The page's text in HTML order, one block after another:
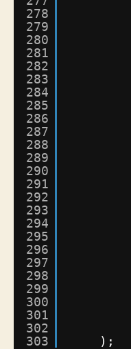
278
279
280
281
282
283
284
285
286
287
288
289
290
291
292
293
294
295
296
297
298
299
300
301
302
303
);